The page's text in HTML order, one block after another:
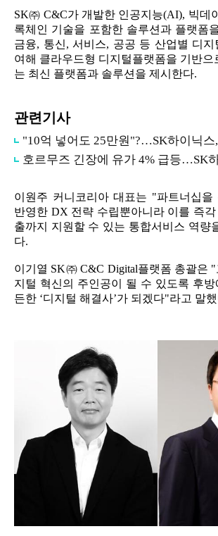
SK㈜ C&C가 개발한 인공지능(AI), 빅데
록체인 기술을 포함한 솔루션과 플랫폼
금융, 통신, 서비스, 공공 등 산업별 디
여해 클라우드형 디지털플랫폼을 기반으
는 최신 플랫폼과 솔루션을 제시한다.
관련기사
이원주 커니코리아 대표는 "파트너십을
반영한 DX 전략 수립뿐아니라 이를 즉
출까지 지원할 수 있는 통합서비스 역량
다.
이기열 SK㈜ C&C Digital플랫폼 총괄은 "
지털 혁신의 주인공이 될 수 있도록 후
든한 ‘디지털 해결사’가 되겠다"라고 말